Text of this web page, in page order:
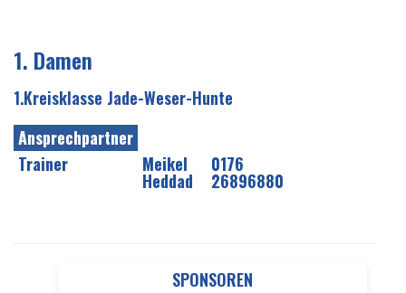
SPONSOREN
1. Damen
1.Kreisklasse Jade-Weser-Hunte
Ansprechpartner
Trainer
Meikel
Heddad
0176
26896880